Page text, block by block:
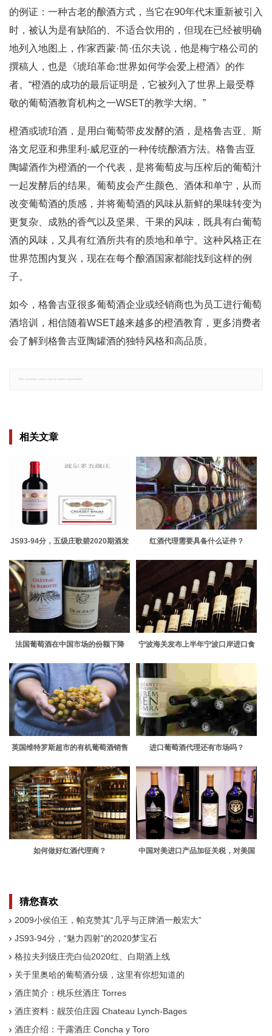
的例证：一种古老的酿酒方式，当它在90年代末重新被引入
时，被认为是有缺陷的、不适合饮用的，但现在已经被明确
地列入地图上，作家西蒙·简·伍尔夫说，他是梅宁格公司的
撰稿人，也是《琥珀革命:世界如何学会爱上橙酒》的作
者。“橙酒的成功的最后证明是，它被列入了世界上最受尊
敬的葡萄酒教育机构之一WSET的教学大纲。”
橙酒或琥珀酒，是用白葡萄带皮发酵的酒，是格鲁吉亚、斯
洛文尼亚和弗里利-威尼亚的一种传统酿酒方法。格鲁吉亚
陶罐酒作为橙酒的一个代表，是将葡萄皮与压榨后的葡萄汁
一起发酵后的结果。葡萄皮会产生颜色、酒体和单宁，从而
改变葡萄酒的质感，并将葡萄酒的风味从新鲜的果味转变为
更复杂、成熟的香气以及坚果、干果的风味，既具有白葡萄
酒的风味，又具有红酒所共有的质地和单宁。这种风格正在
世界范围内复兴，现在在每个酿酒国家都能找到这样的例
子。
如今，格鲁吉亚很多葡萄酒企业或经销商也为员工进行葡萄
酒培训，相信随着WSET越来越多的橙酒教育，更多消费者
会了解到格鲁吉亚陶罐酒的独特风格和高品质。
相关文章
JS93-94分，五级庄歌碧2020期酒发
红酒代理需要具备什么证件？
法国葡萄酒在中国市场的份额下降
宁波海关发布上半年宁波口岸进口食
英国维特罗斯超市的有机葡萄酒销售
进口葡萄酒代理还有市场吗？
如何做好红酒代理商？
中国对美进口产品加征关税，对美国
猜您喜欢
2009小侯伯王，帕克赞其“几乎与正牌酒一般宏大”
JS93-94分，“魅力四射”的2020梦宝石
格拉夫列级庄壳白仙2020红、白期酒上线
关于里奥哈的葡萄酒分级，这里有你想知道的
酒庄简介：桃乐丝酒庄 Torres
酒庄资料：靓茨伯庄园 Chateau Lynch-Bages
酒庄介绍：干露酒庄 Concha y Toro